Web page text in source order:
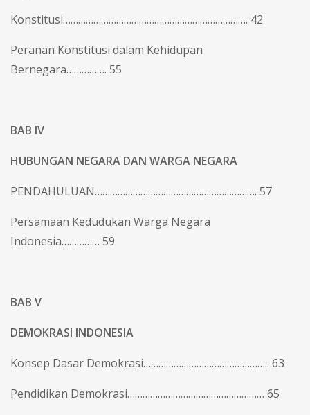
Konstitusi………………………………………………………………. 42
Peranan Konstitusi dalam Kehidupan
Bernegara……………. 55
BAB IV
HUBUNGAN NEGARA DAN WARGA NEGARA
PENDAHULUAN………………………………………………………. 57
Persamaan Kedudukan Warga Negara
Indonesia…………… 59
BAB V
DEMOKRASI INDONESIA
Konsep Dasar Demokrasi………………………………………….. 63
Pendidikan Demokrasi……………………………………………… 65